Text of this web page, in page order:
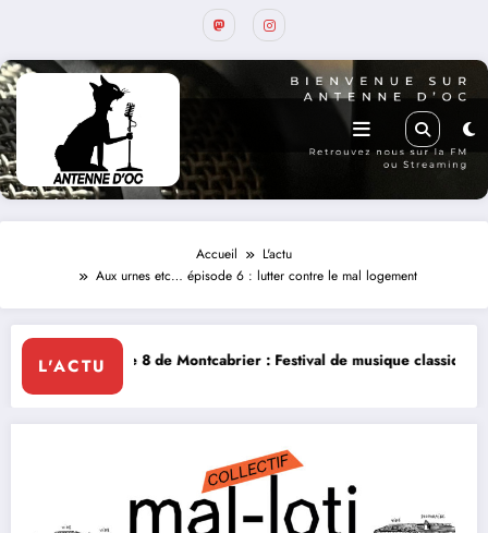
Accueil
L'actu
Aux urnes etc… épisode 6 : lutter contre le mal logement
L'ACTU
de Montcabrier : Festival de musique classique le 8 et 9 août La